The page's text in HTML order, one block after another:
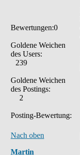
Bewertungen:0
Goldene Weichen
des Users:
239
Goldene Weichen
des Postings:
2
Posting-Bewertung:
Nach oben
Martin